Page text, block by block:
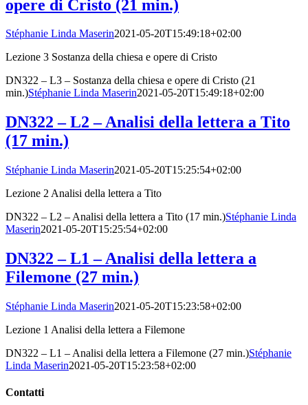
opere di Cristo (21 min.)
Stéphanie Linda Maserin2021-05-20T15:49:18+02:00
Lezione 3 Sostanza della chiesa e opere di Cristo
DN322 – L3 – Sostanza della chiesa e opere di Cristo (21
min.)Stéphanie Linda Maserin2021-05-20T15:49:18+02:00
DN322 – L2 – Analisi della lettera a Tito
(17 min.)
Stéphanie Linda Maserin2021-05-20T15:25:54+02:00
Lezione 2 Analisi della lettera a Tito
DN322 – L2 – Analisi della lettera a Tito (17 min.)Stéphanie Linda
Maserin2021-05-20T15:25:54+02:00
DN322 – L1 – Analisi della lettera a
Filemone (27 min.)
Stéphanie Linda Maserin2021-05-20T15:23:58+02:00
Lezione 1 Analisi della lettera a Filemone
DN322 – L1 – Analisi della lettera a Filemone (27 min.)Stéphanie
Linda Maserin2021-05-20T15:23:58+02:00
Contatti